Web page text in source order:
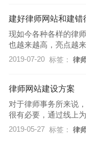
建好律师网站和建错
现如今各种各样的律
也越来越高，亮点越
网站而不是再去用模
2019-07-20 标签： 律
律师网站建设方案
对于律师事务所来说
很有必要，通过线上
样既可以宣传律师事
为律师事务所带来源
2019-05-27 标签： 律